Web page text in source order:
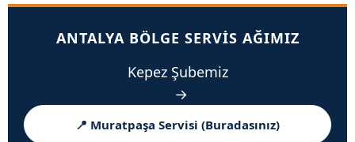
ANTALYA BÖLGE SERVIS AĞIMIZ
Kepez Şubemiz
→
📍 Muratpaşa Servisi (Buradasınız)